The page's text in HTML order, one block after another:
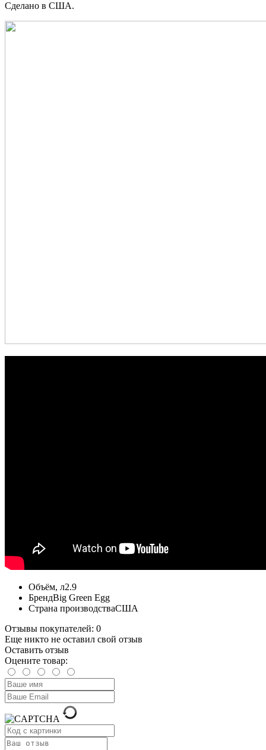
Сделано в США.
Объём, л2.9
БрендBig Green Egg
Страна производстваСША
Отзывы покупателей: 0
Еще никто не оставил свой отзыв
Оставить отзыв
Оцените товар: